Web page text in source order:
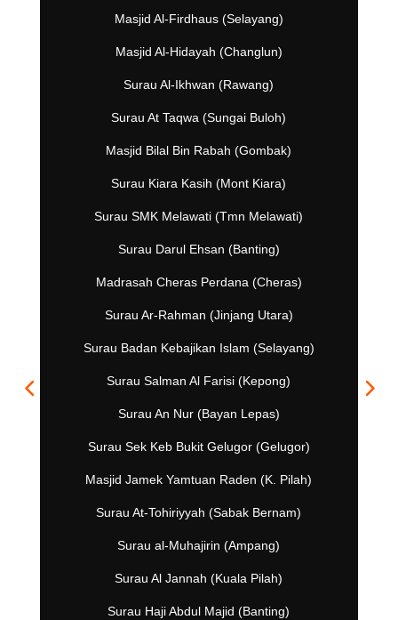
Masjid Al-Firdhaus (Selayang)
Masjid Al-Hidayah (Changlun)
Surau Al-Ikhwan (Rawang)
Surau At Taqwa (Sungai Buloh)
Masjid Bilal Bin Rabah (Gombak)
Surau Kiara Kasih (Mont Kiara)
Surau SMK Melawati (Tmn Melawati)
Surau Darul Ehsan (Banting)
Madrasah Cheras Perdana (Cheras)
Surau Ar-Rahman (Jinjang Utara)
Surau Badan Kebajikan Islam (Selayang)
Surau Salman Al Farisi (Kepong)
Surau An Nur (Bayan Lepas)
Surau Sek Keb Bukit Gelugor (Gelugor)
Masjid Jamek Yamtuan Raden (K. Pilah)
Surau At-Tohiriyyah (Sabak Bernam)
Surau al-Muhajirin (Ampang)
Surau Al Jannah (Kuala Pilah)
Surau Haji Abdul Majid (Banting)